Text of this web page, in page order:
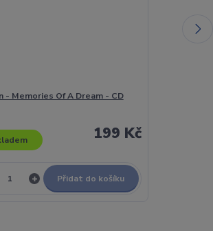
- Memories Of A Dream - CD
199 Kč
Přidat do košíku